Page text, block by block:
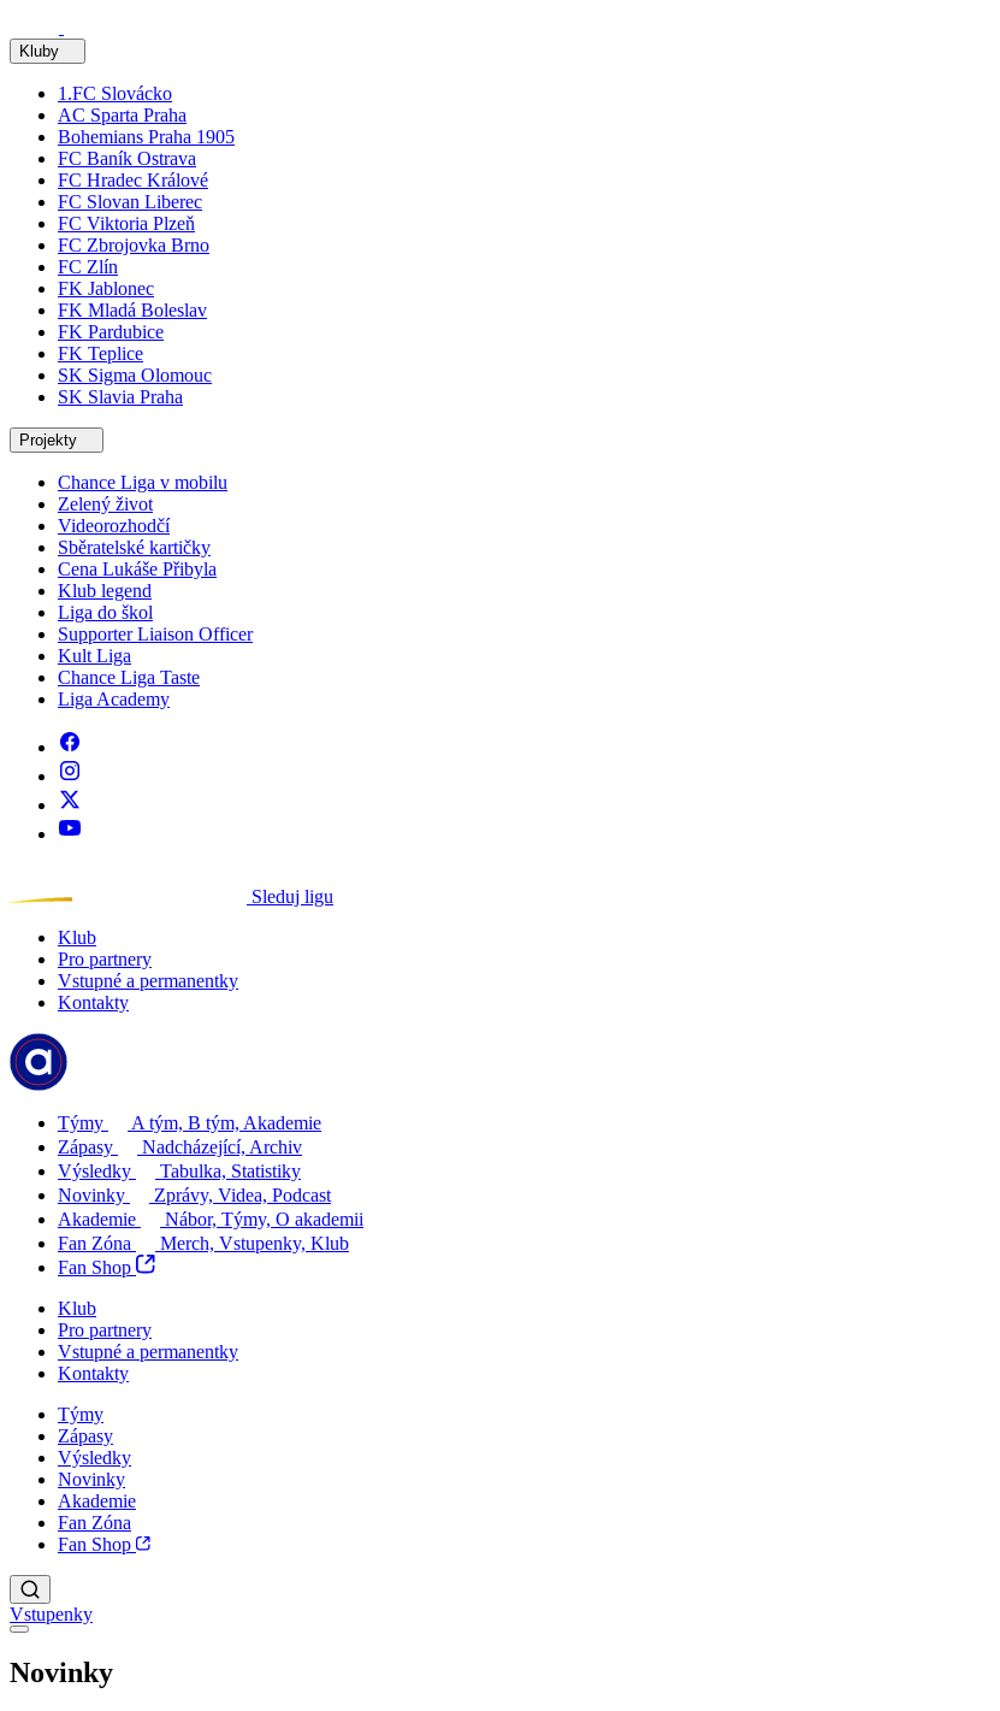
Kluby
1.FC Slovácko
AC Sparta Praha
Bohemians Praha 1905
FC Baník Ostrava
FC Hradec Králové
FC Slovan Liberec
FC Viktoria Plzeň
FC Zbrojovka Brno
FC Zlín
FK Jablonec
FK Mladá Boleslav
FK Pardubice
FK Teplice
SK Sigma Olomouc
SK Slavia Praha
Projekty
Chance Liga v mobilu
Zelený život
Videorozhodčí
Sběratelské kartičky
Cena Lukáše Přibyla
Klub legend
Liga do škol
Supporter Liaison Officer
Kult Liga
Chance Liga Taste
Liga Academy
Sleduj ligu
Klub
Pro partnery
Vstupné a permanentky
Kontakty
Týmy
A tým, B tým, Akademie
Zápasy
Nadcházející, Archiv
Výsledky
Tabulka, Statistiky
Novinky
Zprávy, Videa, Podcast
Akademie
Nábor, Týmy, O akademii
Fan Zóna
Merch, Vstupenky, Klub
Fan Shop
Klub
Pro partnery
Vstupné a permanentky
Kontakty
Týmy
Zápasy
Výsledky
Novinky
Akademie
Fan Zóna
Fan Shop
Vstupenky
Novinky